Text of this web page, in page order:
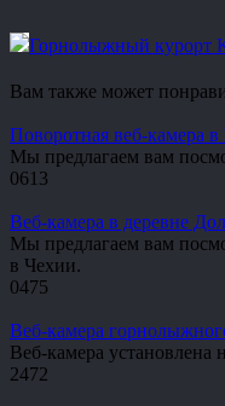
Горнолыжный курорт
Вам также может
Поворотная веб-камера
Мы предлагаем вам
0613
Веб-камера в деревне
Мы предлагаем вам
в Чехии.
0475
Веб-камера
Веб-камера
2472